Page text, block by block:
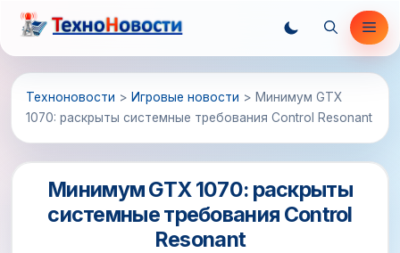
Перейти
содержимому
Техноновости > Игровые новости > Минимум GTX
1070: раскрыты системные требования Control Resonant
Минимум GTX 1070: раскрыты
системные требования Control
Resonant